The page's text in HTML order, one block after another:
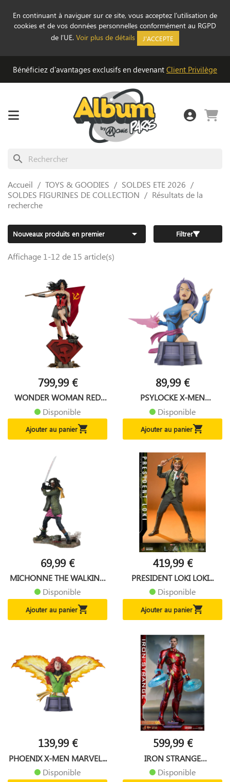
En continuant à naviguer sur ce site, vous acceptez l’utilisation de
cookies et de vos données personnelles conformément au RGPD
de l’UE. Voir plus de détails J'ACCEPTE
Bénéficiez d'avantages exclusifs en devenant Client Privilège
search
Accueil TOYS & GOODIES
SOLDES ETE 2026
SOLDES FIGURINES DE COLLECTION
Résultats de la
recherche
Nouveaux produits en premier  Filtrer
Affichage 1-12 de 15 article(s)
799,99 €
WONDER WOMAN RED
Disponible
Ajouter au panier
89,99 €
PSYLOCKE X-MEN
Disponible
Ajouter au panier
69,99 €
MICHONNE THE WALKING
DEAD...
Disponible
Ajouter au panier
419,99 €
PRESIDENT LOKI LOKI...
Disponible
Ajouter au panier
139,99 €
PHOENIX X-MEN MARVEL...
Disponible
599,99 €
IRON STRANGE
AVENGERS...
Disponible